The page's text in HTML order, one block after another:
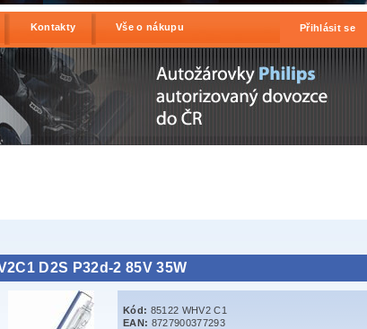
Přihlásit se
Kontakty Vše o nákupu
D2S P32d-2 85V 35W
Kód: 85122 WHV2 C1
EAN: 8727900377293